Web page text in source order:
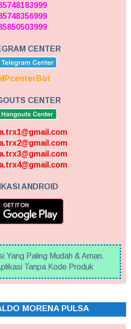
CENTER
CENTER
ANDROID
Yang Paling Mudah & Aman.
Tanpa Kode Produk
MORENA PULSA